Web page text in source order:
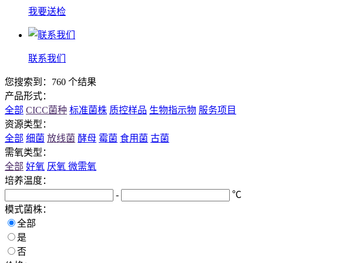
我要送检
联系我们
您搜索到：760 个结果
产品形式：
全部 CICC菌种 标准菌株 质控样品 生物指示物 服务项目
资源类型：
全部 细菌 放线菌 酵母 霉菌 食用菌 古菌
需氧类型：
全部 好氧 厌氧 微需氧
培养温度：
-
℃
模式菌株：
全部
是
否